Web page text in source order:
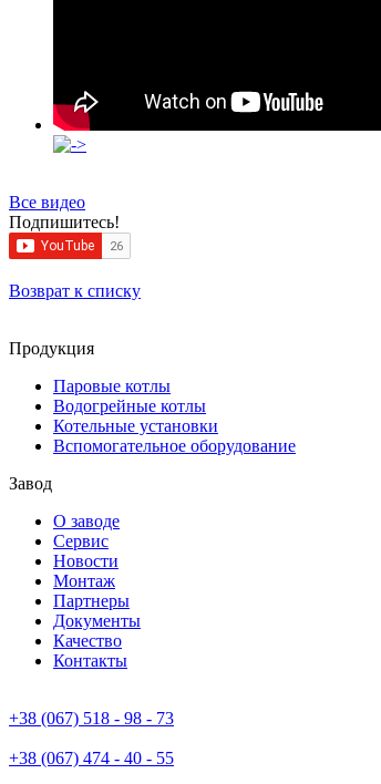
Все видео
Подпишитесь!
Возврат к списку
Продукция
Паровые котлы
Водогрейные котлы
Котельные установки
Вспомогательное оборудование
Завод
О заводе
Сервис
Новости
Монтаж
Партнеры
Документы
Качество
Контакты
+38 (067) 518 - 98 - 73
+38 (067) 474 - 40 - 55